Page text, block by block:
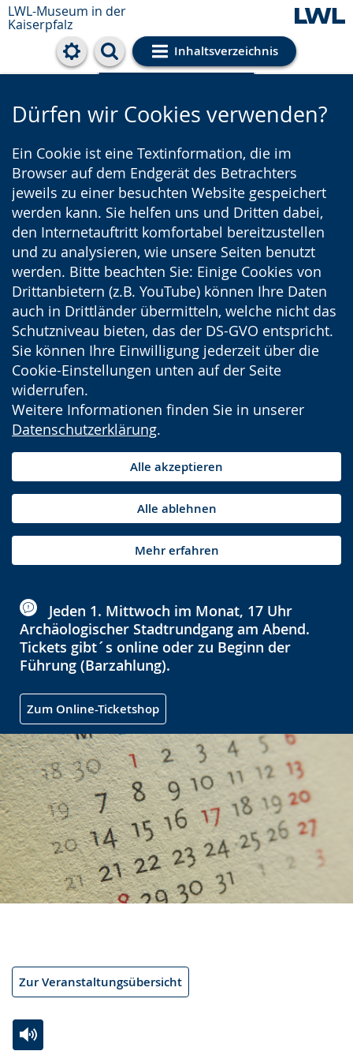
LWL-Museum in der
Kaiserpfalz
Inhaltsverzeichnis
Cookie-Einstellungen
Dürfen wir Cookies verwenden?
Ein Cookie ist eine Textinformation, die im
Browser auf dem Endgerät des Betrachters
jeweils zu einer besuchten Website gespeichert
werden kann. Sie helfen uns und Dritten dabei,
den Internetauftritt komfortabel bereitzustellen
und zu analysieren, wie unsere Seiten benutzt
werden. Bitte beachten Sie: Einige Cookies von
Drittanbietern (z.B. YouTube) können Ihre Daten
auch in Drittländer übermitteln, welche nicht das
Schutzniveau bieten, das der DS-GVO entspricht.
Sie können Ihre Einwilligung jederzeit über die
Cookie-Einstellungen unten auf der Seite
widerrufen.
Weitere Informationen finden Sie in unserer
Datenschutzerklärung.
Alle akzeptieren
Alle ablehnen
Mehr erfahren
Jeden 1. Mittwoch im Monat, 17 Uhr
Archäologischer Stadtrundgang am Abend.
Tickets gibt´s online oder zu Beginn der
Führung (Barzahlung).
Zum Online-Ticketshop
Zur Veranstaltungsübersicht